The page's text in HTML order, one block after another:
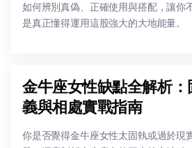
如何辨別真偽、正確使用與搭配，讓你
是真正懂得運用這股強大的大地能量。
金牛座女性缺點全解析
義與相處實戰指南
你是否覺得金牛座女性太固執或過於現